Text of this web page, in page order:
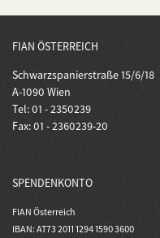
FIAN ÖSTERREICH
Schwarzspanierstraße 15/6/18
A-1090 Wien
Tel: 01 - 2350239
Fax: 01 - 2360239-20
SPENDENKONTO
FIAN Österreich
IBAN: AT73 2011 1294 1590 3600